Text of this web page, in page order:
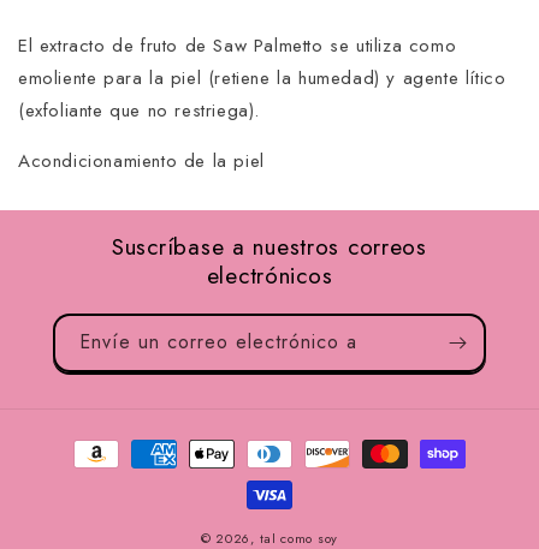
El extracto de fruto de Saw Palmetto se utiliza como
emoliente para la piel (retiene la humedad) y agente lítico
(exfoliante que no restriega).
Acondicionamiento de la piel
Suscríbase a nuestros correos
electrónicos
Envíe un correo electrónico a
Métodos
© 2026, tal como soy